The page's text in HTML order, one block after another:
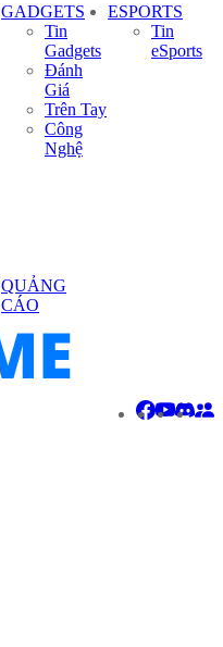
GADGETS
Tin
Gadgets
Đánh
Giá
Trên Tay
Công
Nghệ
ESPORTS
Tin
eSports
QUẢNG
CÁO